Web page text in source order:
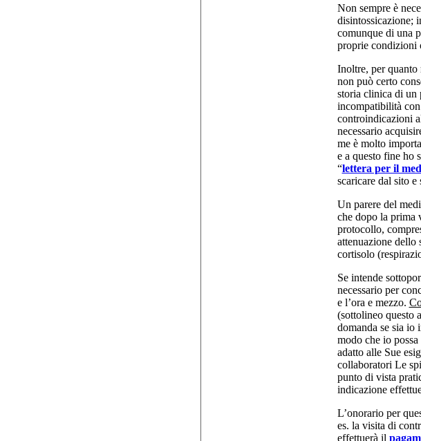
Non sempre è
disintossicazione;
comunque di una
proprie condizioni
Inoltre, per quanto
non può certo
storia clinica di un
incompatibilità
controindicazioni
necessario
me è molto
e a questo fine ho
“lettera per il
scaricare dal sito
Un parere del
che dopo la prima
protocollo,
attenuazione dello
cortisolo
Se intende
necessario per
e l’ora e mezzo.
(sottolineo questo
domanda se sia io
modo che io
adatto alle Sue
collaboratori Le
punto di vista
indicazione
L’onorario per
es. la visita di
effettuerà il